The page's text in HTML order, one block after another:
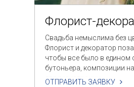
Флорист-
Свадьба немыслима без
Флорист и декоратор
чтобы все было в едином
бутоньера, композиции
для регистрации.
ОТПРАВИТЬ ЗАЯВКУ